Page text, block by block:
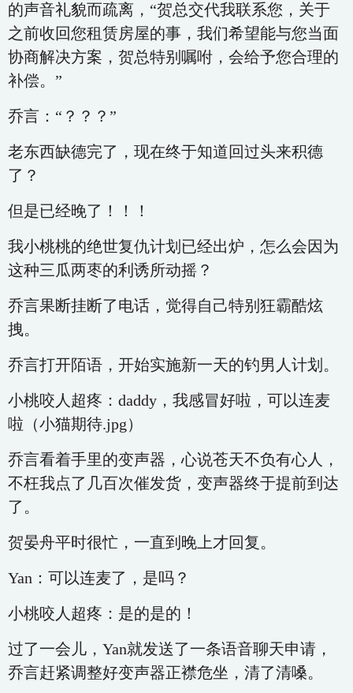
的声音礼貌而疏离，“贺总交代我联系您，关于
之前收回您租赁房屋的事，我们希望能与您当面
协商解决方案，贺总特别嘱咐，会给予您合理的
补偿。”
乔言：“？？？”
老东西缺德完了，现在终于知道回过头来积德
了？
但是已经晚了！！！
我小桃桃的绝世复仇计划已经出炉，怎么会因为
这种三瓜两枣的利诱所动摇？
乔言果断挂断了电话，觉得自己特别狂霸酷炫
拽。
乔言打开陌语，开始实施新一天的钓男人计划。
小桃咬人超疼：daddy，我感冒好啦，可以连麦
啦（小猫期待.jpg）
乔言看着手里的变声器，心说苍天不负有心人，
不枉我点了几百次催发货，变声器终于提前到达
了。
贺晏舟平时很忙，一直到晚上才回复。
Yan：可以连麦了，是吗？
小桃咬人超疼：是的是的！
过了一会儿，Yan就发送了一条语音聊天申请，
乔言赶紧调整好变声器正襟危坐，清了清嗓。